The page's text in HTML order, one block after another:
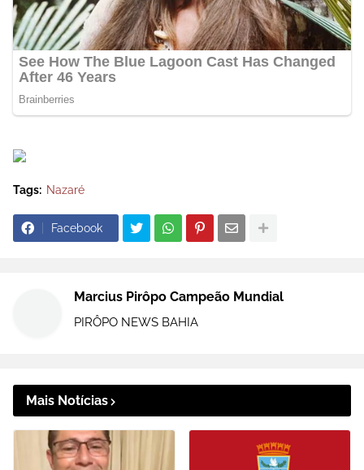
Tags: Nazaré
Facebook
Marcius Pirôpo Campeão Mundial
PIRÔPO NEWS BAHIA
Mais Notícias